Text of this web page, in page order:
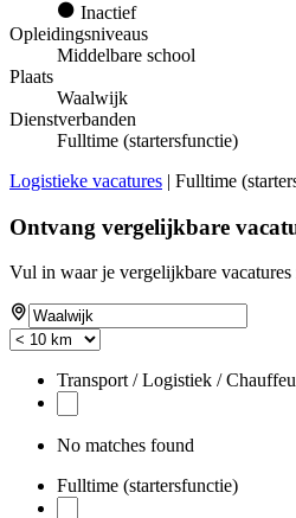
Inactief
Opleidingsniveaus
Middelbare school
Plaats
Waalwijk
Dienstverbanden
Fulltime (startersfunctie)
Logistieke vacatures | Fulltime
Ontvang vergelijkbare
Vul in waar je vergelijkbare
Transport / Logistiek /
No matches found
Fulltime (startersfunctie)